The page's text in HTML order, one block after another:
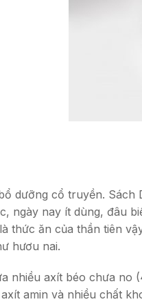
dưỡng cổ truyền.
ngày nay ít dùng, đâu
thức ăn của thần tiên
hươu nai.
nhiều axít béo chưa no
amin và nhiều chất